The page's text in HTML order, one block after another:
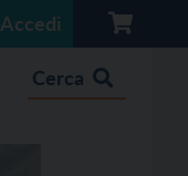
Accedi
Cerca